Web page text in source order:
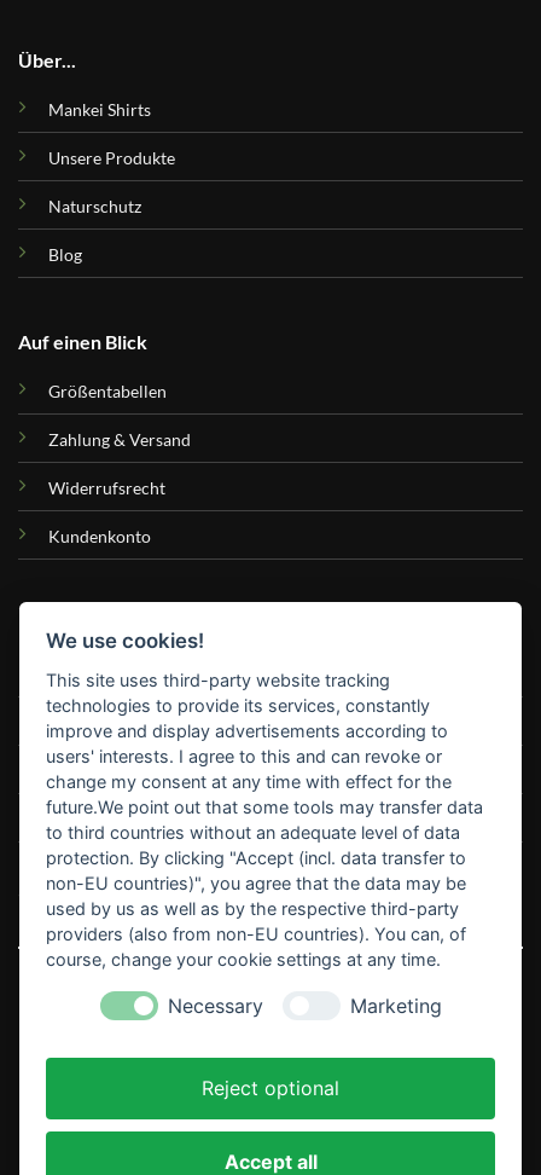
Über...
Mankei Shirts
Unsere Produkte
Naturschutz
Blog
Auf einen Blick
Größentabellen
Zahlung & Versand
Widerrufsrecht
Kundenkonto
FAQ
Kontakt & Hilfe
Retouren
Vertrag widerrufen
¹Gilt für Lieferungen nach Deutschland. Lieferzeiten für andere Länder und
Informationen zur Berechnung des Liefertermins findest du hier.
IMPRESSUM DATENSCHUTZ
We use cookies!
This site uses third-party website tracking
technologies to provide its services, constantly
improve and display advertisements according to
users' interests. I agree to this and can revoke or
change my consent at any time with effect for the
future.We point out that some tools may transfer data
to third countries without an adequate level of data
protection. By clicking "Accept (incl. data transfer to
non-EU countries)", you agree that the data may be
used by us as well as by the respective third-party
providers (also from non-EU countries). You can, of
course, change your cookie settings at any time.
Necessary Marketing
Reject optional
Accept all